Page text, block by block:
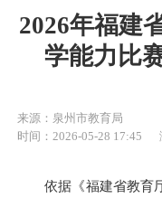
2026年福建
学能力比
来源：泉州市教育局
时间：2026-05-28 17:45
依据《福建省教育厅